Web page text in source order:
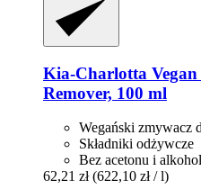
Kia-Charlotta
Remover, 100 ml
Wegański zmywacz
Składniki odżywcze
Bez acetonu i
62,21 zł (622,10 zł / l)